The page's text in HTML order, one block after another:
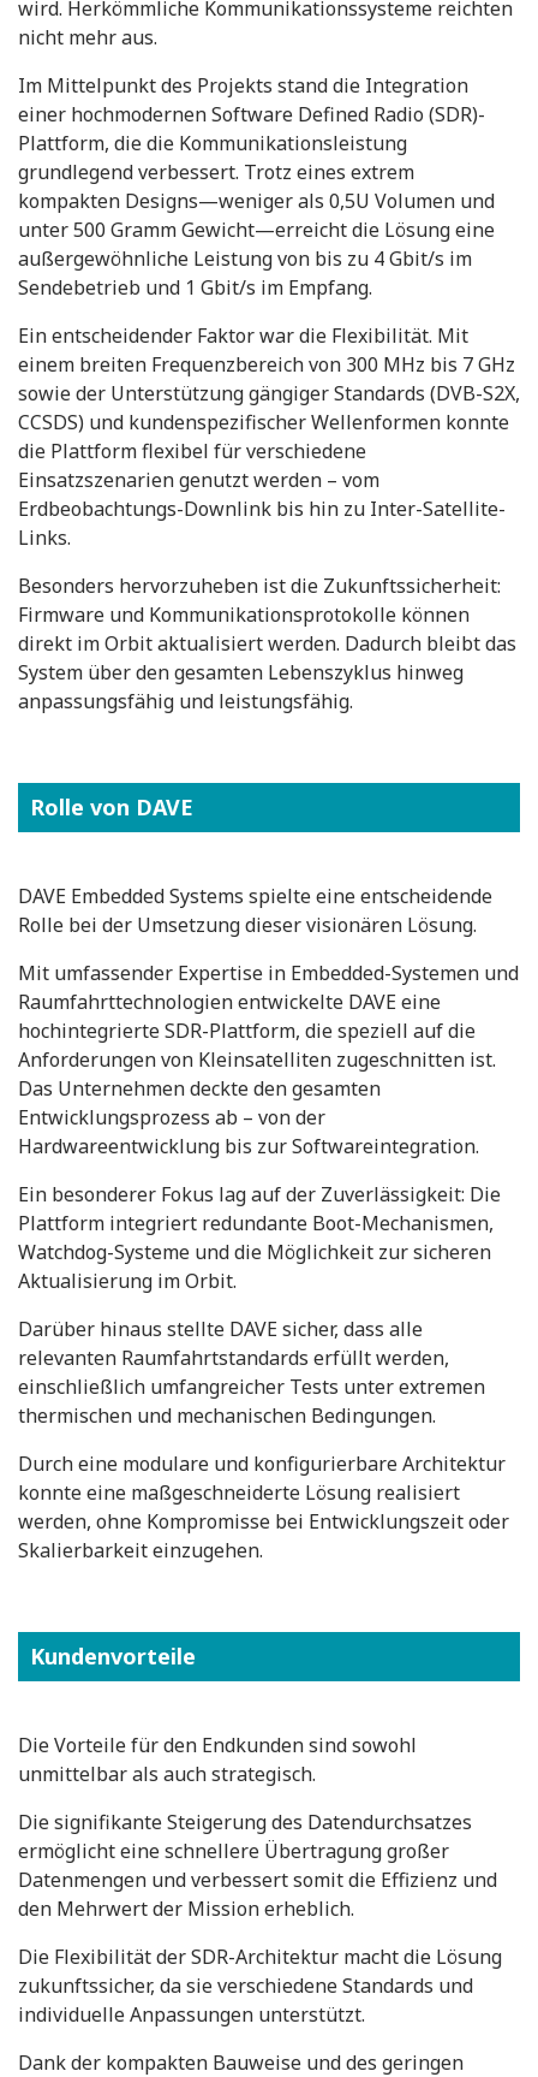
wird. Herkömmliche Kommunikationssysteme reichten
nicht mehr aus.
Im Mittelpunkt des Projekts stand die Integration
einer hochmodernen Software Defined Radio (SDR)-
Plattform, die die Kommunikationsleistung
grundlegend verbessert. Trotz eines extrem
kompakten Designs—weniger als 0,5U Volumen und
unter 500 Gramm Gewicht—erreicht die Lösung eine
außergewöhnliche Leistung von bis zu 4 Gbit/s im
Sendebetrieb und 1 Gbit/s im Empfang.
Ein entscheidender Faktor war die Flexibilität. Mit
einem breiten Frequenzbereich von 300 MHz bis 7 GHz
sowie der Unterstützung gängiger Standards (DVB-S2X,
CCSDS) und kundenspezifischer Wellenformen konnte
die Plattform flexibel für verschiedene
Einsatzszenarien genutzt werden – vom
Erdbeobachtungs-Downlink bis hin zu Inter-Satellite-
Links.
Besonders hervorzuheben ist die Zukunftssicherheit:
Firmware und Kommunikationsprotokolle können
direkt im Orbit aktualisiert werden. Dadurch bleibt das
System über den gesamten Lebenszyklus hinweg
anpassungsfähig und leistungsfähig.
Rolle von DAVE
DAVE Embedded Systems spielte eine entscheidende
Rolle bei der Umsetzung dieser visionären Lösung.
Mit umfassender Expertise in Embedded-Systemen und
Raumfahrttechnologien entwickelte DAVE eine
hochintegrierte SDR-Plattform, die speziell auf die
Anforderungen von Kleinsatelliten zugeschnitten ist.
Das Unternehmen deckte den gesamten
Entwicklungsprozess ab – von der
Hardwareentwicklung bis zur Softwareintegration.
Ein besonderer Fokus lag auf der Zuverlässigkeit: Die
Plattform integriert redundante Boot-Mechanismen,
Watchdog-Systeme und die Möglichkeit zur sicheren
Aktualisierung im Orbit.
Darüber hinaus stellte DAVE sicher, dass alle
relevanten Raumfahrtstandards erfüllt werden,
einschließlich umfangreicher Tests unter extremen
thermischen und mechanischen Bedingungen.
Durch eine modulare und konfigurierbare Architektur
konnte eine maßgeschneiderte Lösung realisiert
werden, ohne Kompromisse bei Entwicklungszeit oder
Skalierbarkeit einzugehen.
Kundenvorteile
Die Vorteile für den Endkunden sind sowohl
unmittelbar als auch strategisch.
Die signifikante Steigerung des Datendurchsatzes
ermöglicht eine schnellere Übertragung großer
Datenmengen und verbessert somit die Effizienz und
den Mehrwert der Mission erheblich.
Die Flexibilität der SDR-Architektur macht die Lösung
zukunftssicher, da sie verschiedene Standards und
individuelle Anpassungen unterstützt.
Dank der kompakten Bauweise und des geringen